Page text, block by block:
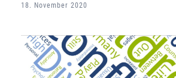
18. November 2020